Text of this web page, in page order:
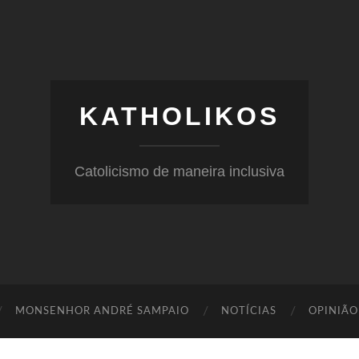
KATHOLIKOS
Catolicismo de maneira inclusiva
MONSENHOR ANDRÉ SAMPAIO NOTÍCIAS OPINIÃO